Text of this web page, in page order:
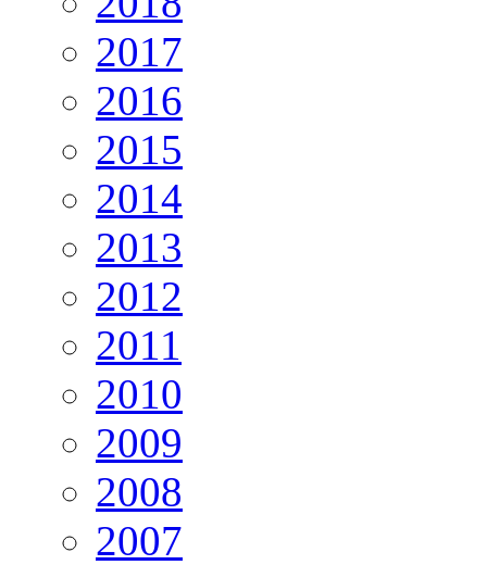
2017
2016
2015
2014
2013
2012
2011
2010
2009
2008
2007